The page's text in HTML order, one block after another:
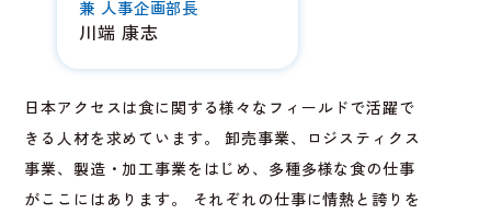
兼 人事企画部長
川端 康志
日本アクセスは食に関する様々なフィールドで活躍で
きる人材を求めています。 卸売事業、ロジスティクス
事業、製造・加工事業をはじめ、多種多様な食の仕事
がここにはあります。 それぞれの仕事に情熱と誇りを